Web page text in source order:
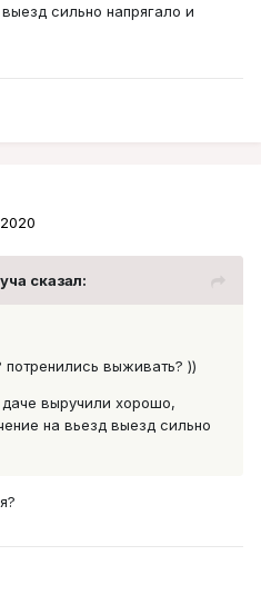
сильно напрягало и
сказал:
выживать? ))
выручили хорошо,
на вьезд выезд сильно